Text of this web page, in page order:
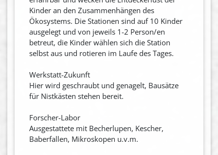
Kinder an den Zusammenhängen des
Ökosystems. Die Stationen sind auf 10 Kinder
ausgelegt und von jeweils 1-2 Person/en
betreut, die Kinder wählen sich die Station
selbst aus und rotieren im Laufe des Tages.
Werkstatt-Zukunft
Hier wird geschraubt und genagelt, Bausätze
für Nistkästen stehen bereit.
Forscher-Labor
Ausgestattete mit Becherlupen, Kescher,
Baberfallen, Mikroskopen u.v.m.